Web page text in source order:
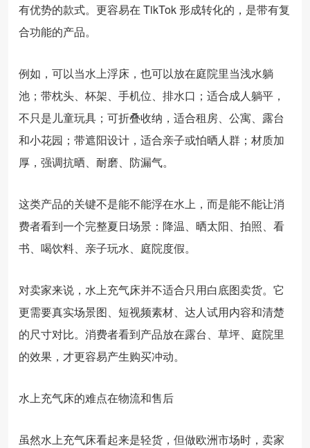
有优势的款式。更容易在 TikTok 形成转化的，是带有复
合功能的产品。
例如，可以当水上浮床，也可以放在庭院里当浅水躺
池；带枕头、杯架、手机位、排水口；适合成人躺平，
不只是儿童玩具；可折叠收纳，适合租房、公寓、露台
和小花园；带遮阳设计，适合亲子或怕晒人群；材质加
厚，强调抗晒、耐磨、防漏气。
这类产品的关键不是能不能浮在水上，而是能不能让消
费者看到一个完整夏日场景：降温、晒太阳、拍照、看
书、喝饮料、亲子玩水、庭院度假。
对卖家来说，水上充气床并不适合只用白底图卖货。它
更需要真实场景图、短视频素材、达人试用内容和清楚
的尺寸对比。消费者看到产品放在露台、草坪、庭院里
的效果，才更容易产生购买冲动。
水上充气床的难点在物流和售后
虽然水上充气床看起来是轻货，但做欧洲市场时，卖家